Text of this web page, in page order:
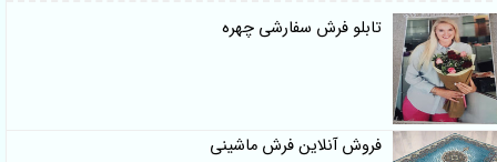
تابلو فرش سفارشی چهره
فروش آنلاین فرش ماشینی